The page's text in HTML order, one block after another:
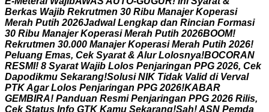
Berkas Wajib Rekrutmen 30 Ribu Manajer Koperasi
Merah Putih 2026Jadwal Lengkap dan Rincian Formasi
30 Ribu Manajer Koperasi Merah Putih 2026BOOM!
Rekrutmen 30.000 Manajer Koperasi Merah Putih 2026!
Peluang Emas, Cek Syarat & Alur Lolosnya!BOCORAN
RESMI! 8 Syarat Wajib Lolos Penjaringan PPG 2026, Cek
Dapodikmu Sekarang!Solusi NIK Tidak Valid di Verval
PTKAgar Lolos Penjaringan PPG 2026!KABAR
GEMBIRA! Panduan Resmi Penjaringan PPG 2026 Rilis,
Cek Status Info GTK Kamu Sekarang!Sah!ASN Pemda